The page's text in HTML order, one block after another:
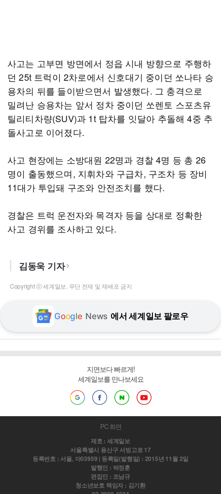
사고는 고부면 방면에서 정읍 시내 방향으로 주행하
던 25t 트럭이 2차로에서 신호대기 중이던 쏘나타 승
용차의 뒤를 들이받으면서 발생했다. 그 충격으로
밀려난 승용차는 앞서 정차 중이던 쏘렌토 스포츠유
틸리티차량(SUV)과 1t 탑차를 잇달아 추돌해 4중 추
돌사고로 이어졌다.
사고 현장에는 소방대원 22명과 경찰 4명 등 총 26
명이 출동했으며, 지휘차와 구급차, 구조차 등 장비
11대가 투입돼 구조와 안전조치를 했다.
경찰은 트럭 운전자와 목격자 등을 상대로 정확한
사고 경위를 조사하고 있다.
김동욱 기자
Copyright ⓒ 세계일보. 무단 전재 및 재배포 금지
Google News 에서 세계일보 팔로우
지면보다 빠르게!
세계일보를 만나보세요
PC 화면
제호 : 세계일보
서울특별시 용산구 서빙고로 17
등록번호 : 서울, 아03959 | 등록일(발행일) : 2015년 11월 2일
발행인 : 박정훈
편집인 : 조남규
청소년보호 책임자 : 김기환